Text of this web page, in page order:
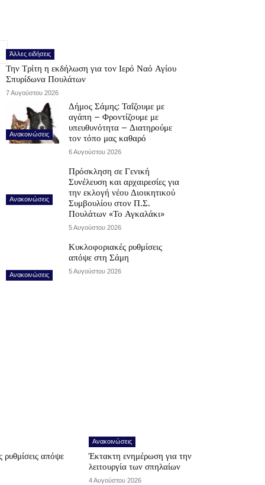
Άλλες ειδήσεις
Την Τρίτη η εκδήλωση για τον Ιερό Ναό Αγίου
Σπυρίδωνα Πουλάτων
7 Αυγούστου 2026
Ανακοινώσεις
Δήμος Σάμης: Ταΐζουμε με
αγάπη – Φροντίζουμε με
υπευθυνότητα – Διατηρούμε
τον τόπο μας καθαρό
6 Αυγούστου 2026
Ανακοινώσεις
Πρόσκληση σε Γενική
Συνέλευση και αρχαιρεσίες για
την εκλογή νέου Διοικητικού
Συμβουλίου στον Π.Σ.
Πουλάτων «Το Αγκαλάκι»
5 Αυγούστου 2026
Ανακοινώσεις
Κυκλοφοριακές ρυθμίσεις
απόψε στη Σάμη
5 Αυγούστου 2026
απόψε
Ανακοινώσεις
Έκτακτη ενημέρωση για την
λειτουργία των σπηλαίων
4 Αυγούστου 2026